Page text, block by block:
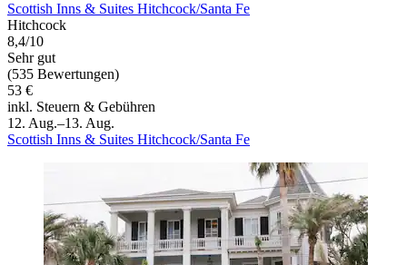
Scottish Inns & Suites Hitchcock/Santa Fe
Hitchcock
8,4/10
Sehr gut
(535 Bewertungen)
53 €
inkl. Steuern & Gebühren
12. Aug.–13. Aug.
Scottish Inns & Suites Hitchcock/Santa Fe